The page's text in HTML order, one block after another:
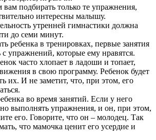
подбирать только те упражнения,
интересны малышу.
утренней гимнастики должна
до семи минут.
ребенка в тренировках, первые занятия
с упражнений, которые ему нравятся.
часто хлопает в ладоши и топает,
в свою программу. Ребенок будет
их. И не заметит, что, при этом, его
во время занятий. Если у него
выполнять упражнения, и он, при этом,
его. Говорите, что он – молодец. Так
что мамочка ценит его усердие и